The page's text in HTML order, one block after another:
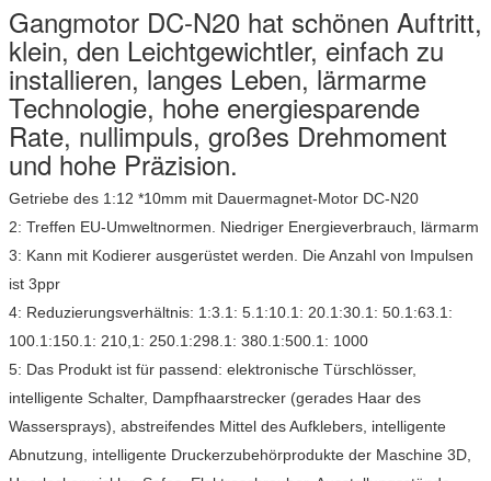
Gangmotor DC-N20 hat schönen Auftritt,
klein, den Leichtgewichtler, einfach zu
installieren, langes Leben, lärmarme
Technologie, hohe energiesparende
Rate, nullimpuls, großes Drehmoment
und hohe Präzision.
Getriebe des 1:12 *10mm mit Dauermagnet-Motor DC-N20
2: Treffen EU-Umweltnormen. Niedriger Energieverbrauch, lärmarm
3: Kann mit Kodierer ausgerüstet werden. Die Anzahl von Impulsen
ist 3ppr
4: Reduzierungsverhältnis: 1:3.1: 5.1:10.1: 20.1:30.1: 50.1:63.1:
100.1:150.1: 210,1: 250.1:298.1: 380.1:500.1: 1000
5: Das Produkt ist für passend: elektronische Türschlösser,
intelligente Schalter, Dampfhaarstrecker (gerades Haar des
Wassersprays), abstreifendes Mittel des Aufklebers, intelligente
Abnutzung, intelligente Druckerzubehörprodukte der Maschine 3D,